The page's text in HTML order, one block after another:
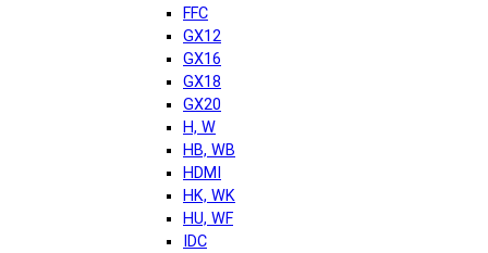
FFC
GX12
GX16
GX18
GX20
H, W
HB, WB
HDMI
HK, WK
HU, WF
IDC